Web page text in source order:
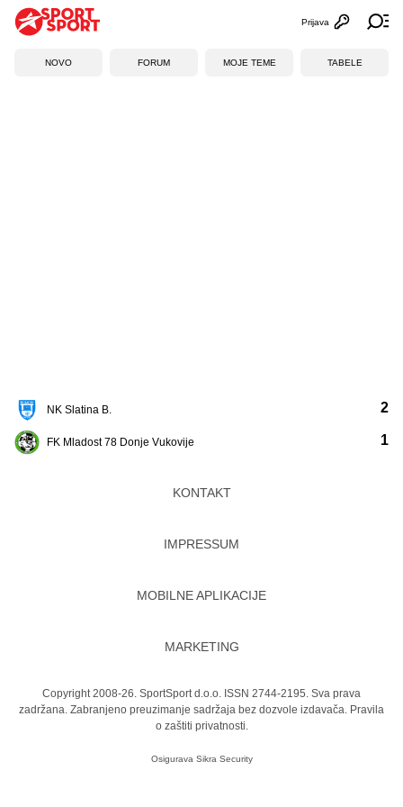
Otvori
Prijava
NOVO FORUM MOJE TEME TABELE
NK Slatina B.
FK Mladost 78 Donje Vukovije
2
1
KONTAKT
IMPRESSUM
MOBILNE APLIKACIJE
MARKETING
Copyright 2008-26. SportSport d.o.o. ISSN 2744-2195. Sva prava
zadržana. Zabranjeno preuzimanje sadržaja bez dozvole izdavača. Pravila
o zaštiti privatnosti.
Osigurava Sikra Security